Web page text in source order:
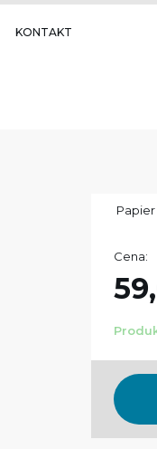
KONTAKT
Papier
Cena: